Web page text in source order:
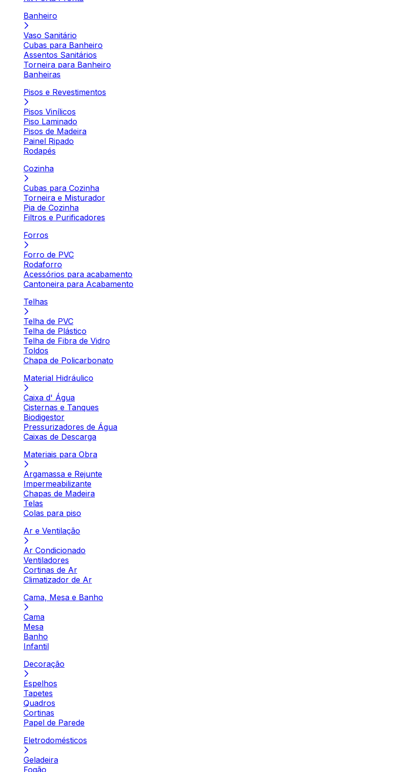
Banheiro
Vaso Sanitário
Cubas para Banheiro
Assentos Sanitários
Torneira para Banheiro
Banheiras
Pisos e Revestimentos
Pisos Vinílicos
Piso Laminado
Pisos de Madeira
Painel Ripado
Rodapés
Cozinha
Cubas para Cozinha
Torneira e Misturador
Pia de Cozinha
Filtros e Purificadores
Forros
Forro de PVC
Rodaforro
Acessórios para acabamento
Cantoneira para Acabamento
Telhas
Telha de PVC
Telha de Plástico
Telha de Fibra de Vidro
Toldos
Chapa de Policarbonato
Material Hidráulico
Caixa d' Água
Cisternas e Tanques
Biodigestor
Pressurizadores de Água
Caixas de Descarga
Materiais para Obra
Argamassa e Rejunte
Impermeabilizante
Chapas de Madeira
Telas
Colas para piso
Ar e Ventilação
Ar Condicionado
Ventiladores
Cortinas de Ar
Climatizador de Ar
Cama, Mesa e Banho
Cama
Mesa
Banho
Infantil
Decoração
Espelhos
Tapetes
Quadros
Cortinas
Papel de Parede
Eletrodomésticos
Geladeira
Fogão